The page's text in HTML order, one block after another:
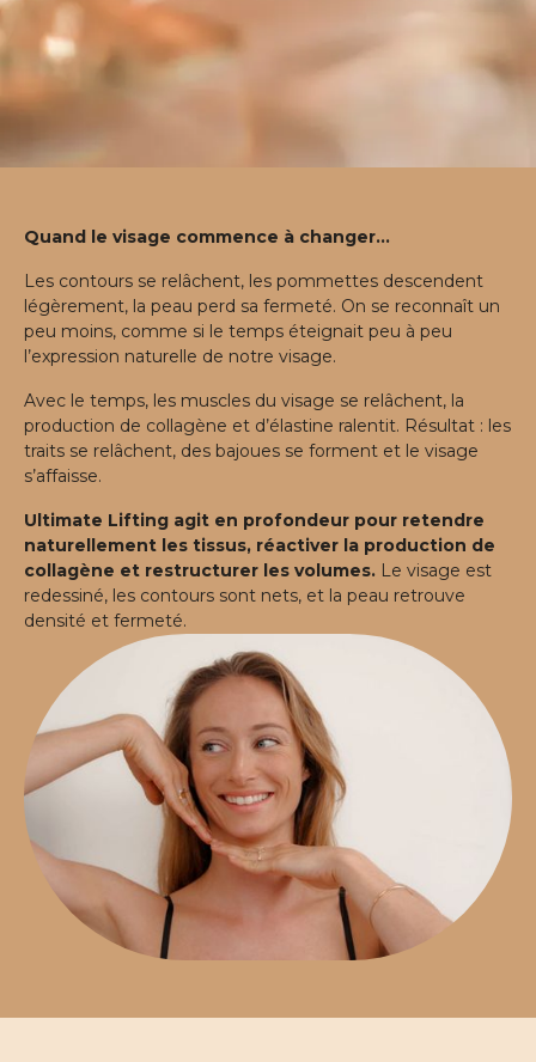
Quand le visage commence à changer...
Les contours se relâchent, les pommettes descendent
légèrement, la peau perd sa fermeté. On se reconnaît un
peu moins, comme si le temps éteignait peu à peu
l’expression naturelle de notre visage.
Avec le temps, les muscles du visage se relâchent, la
production de collagène et d’élastine ralentit. Résultat : les
traits se relâchent, des bajoues se forment et le visage
s’affaisse.
Ultimate Lifting agit en profondeur pour retendre
naturellement les tissus, réactiver la production de
collagène et restructurer les volumes. Le visage est
redessiné, les contours sont nets, et la peau retrouve
densité et fermeté.